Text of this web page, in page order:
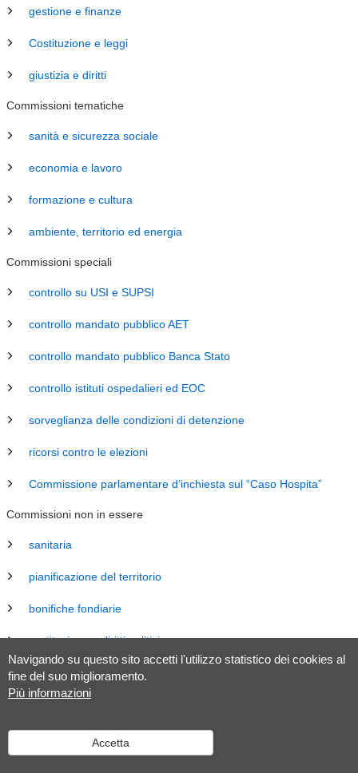
Navigando su questo sito accetti l'utilizzo statistico dei cookies al
fine del suo miglioramento.
Più informazioni
Accetta
gestione e finanze
Costituzione e leggi
giustizia e diritti
Commissioni tematiche
sanità e sicurezza sociale
economia e lavoro
formazione e cultura
ambiente, territorio ed energia
Commissioni speciali
controllo su USI e SUPSI
controllo mandato pubblico AET
controllo mandato pubblico Banca Stato
controllo istituti ospedalieri ed EOC
sorveglianza delle condizioni di detenzione
ricorsi contro le elezioni
Commissione parlamentare d’inchiesta sul “Caso Hospita”
Commissioni non in essere
sanitaria
pianificazione del territorio
bonifiche fondiarie
costituzione e diritti politici
energia